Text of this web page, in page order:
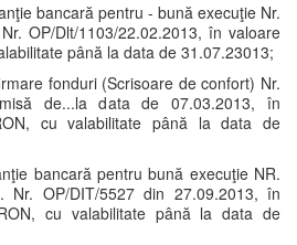
bancară pentru - bună execuţie Nr.
OP/Dlt/1103/22.02.2013, în valoare
până la data de 31.07.23013;
fonduri (Scrisoare de confort) Nr.
de...la data de 07.03.2013, în
cu valabilitate până la data de
bancară pentru bună execuţie NR.
Nr. OP/DIT/5527 din 27.09.2013, în
cu valabilitate până la data de